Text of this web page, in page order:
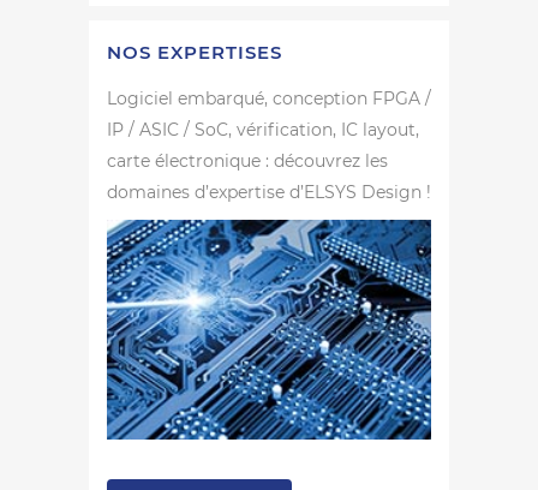
NOS EXPERTISES
Logiciel embarqué, conception FPGA /
IP / ASIC / SoC, vérification, IC layout,
carte électronique : découvrez les
domaines d’expertise d’ELSYS Design !